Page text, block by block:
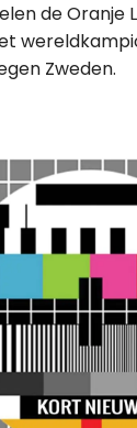
de Oranje
Zweden.